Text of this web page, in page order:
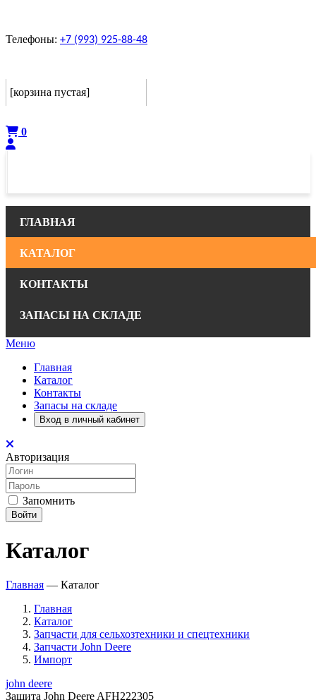
Телефоны: +7 (993) 925-88-48
[корзина пустая]
0
ГЛАВНАЯ
КАТАЛОГ
КОНТАКТЫ
ЗАПАСЫ НА СКЛАДЕ
Меню
Главная
Каталог
Контакты
Запасы на складе
Вход в личный кабинет
Авторизация
Запомнить
Войти
Каталог
Главная — Каталог
Главная
Каталог
Запчасти для сельхозтехники и спецтехники
Запчасти John Deere
Импорт
john deere
Защита John Deere AFH222305